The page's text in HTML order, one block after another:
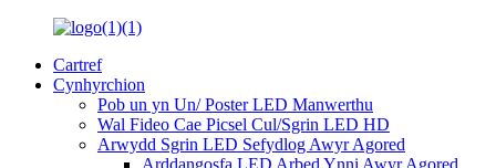
Cartref
Cynhyrchion
Pob un yn Un/ Poster LED Manwerthu
Wal Fideo Cae Picsel Cul/Sgrin LED HD
Arwydd Sgrin LED Sefydlog Awyr Agored
Arddangosfa LED Arbed Ynni Awyr Agored